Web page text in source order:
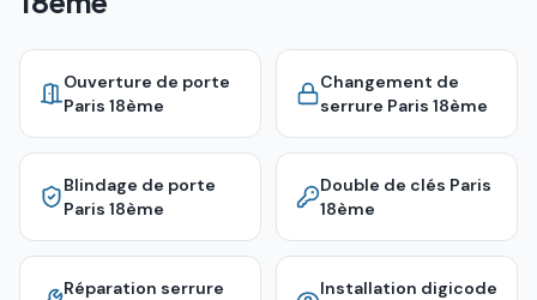
Ouverture de porte
Paris 18ème
Changement de
serrure Paris 18ème
Blindage de porte
Paris 18ème
Double de clés Paris
18ème
Réparation serrure
Installation digicode